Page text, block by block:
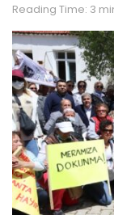
Reading Time: 3